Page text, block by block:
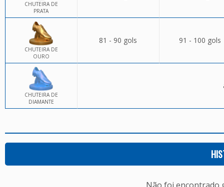
CHUTEIRA DE
PRATA
CHUTEIRA DE
OURO
81 - 90 gols 91 - 100 gols
CHUTEIRA DE
DIAMANTE